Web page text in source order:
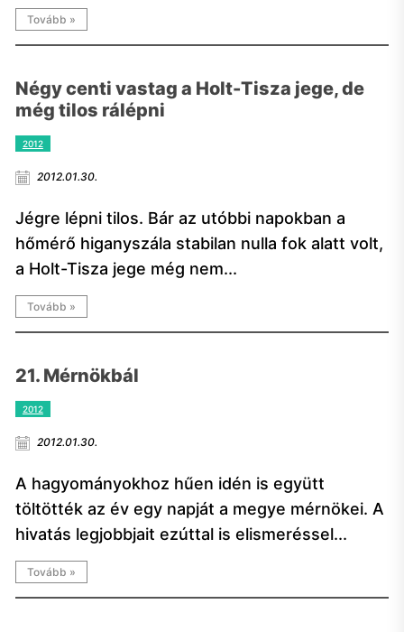
Tovább »
Négy centi vastag a Holt-Tisza jege, de
még tilos rálépni
2012
2012.01.30.
Jégre lépni tilos. Bár az utóbbi napokban a
hőmérő higanyszála stabilan nulla fok alatt volt,
a Holt-Tisza jege még nem...
Tovább »
21. Mérnökbál
2012
2012.01.30.
A hagyományokhoz hűen idén is együtt
töltötték az év egy napját a megye mérnökei. A
hivatás legjobbjait ezúttal is elismeréssel...
Tovább »